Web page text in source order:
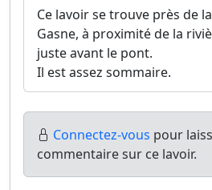
Ce lavoir se trouve près de
Gasne, à proximité de la
juste avant le pont.
Il est assez sommaire.
Connectez-vous pour
commentaire sur ce lavoir.